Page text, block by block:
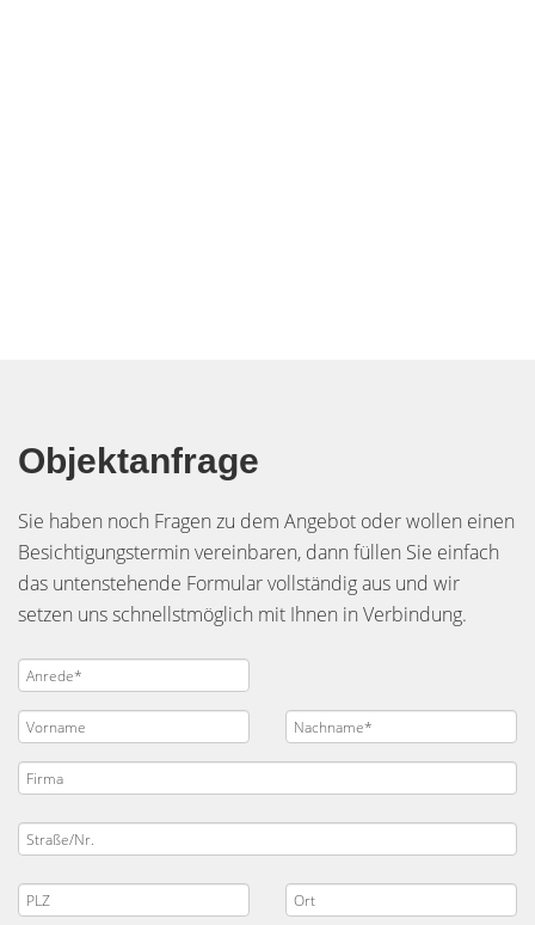
Objektanfrage
Sie haben noch Fragen zu dem Angebot oder wollen einen
Besichtigungstermin vereinbaren, dann füllen Sie einfach
das untenstehende Formular vollständig aus und wir
setzen uns schnellstmöglich mit Ihnen in Verbindung.